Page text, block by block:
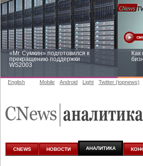
«Mr. Сумкин» подготовился к
прекращению поддержки
WS2003
Как
аналитике
English Mobile Android Light Twitter (topnews)
CNEWS НОВОСТИ АНАЛИТИКА